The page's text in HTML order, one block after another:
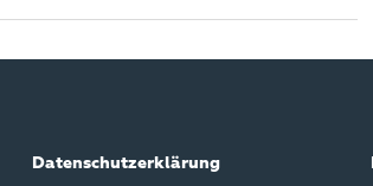
Datenschutzerklärung